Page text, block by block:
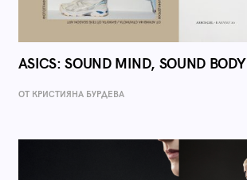
ASICS: SOUND MIND, SOUND BODY
ОТ КРИСТИЯНА БУРДЕВА